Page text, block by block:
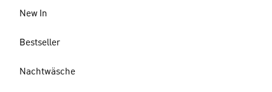
New In
Bestseller
Nachtwäsche